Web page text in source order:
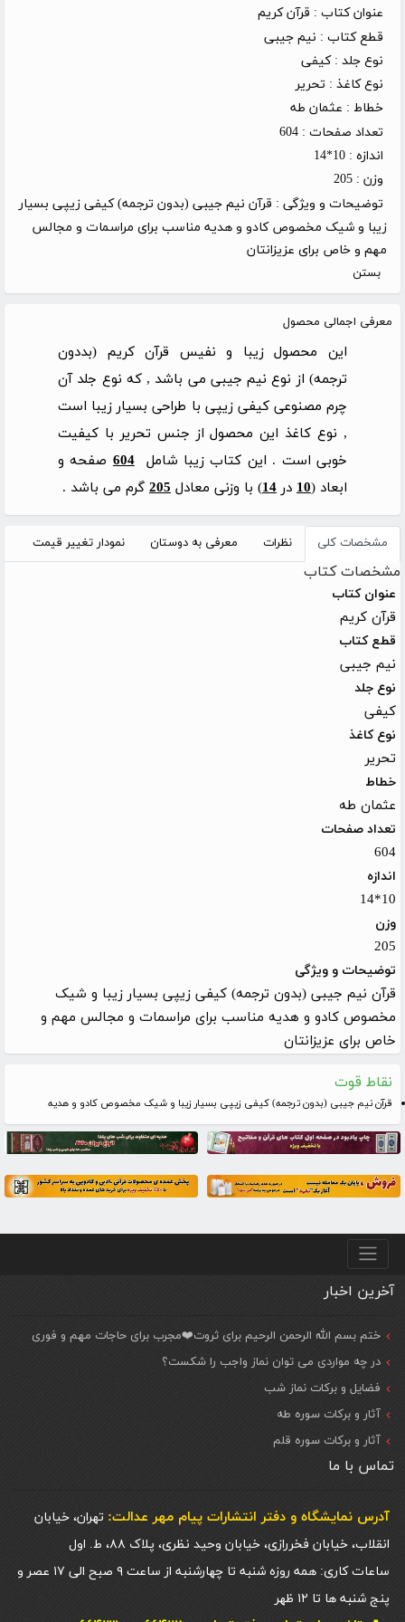
عنوان کتاب : قرآن کریم
قطع کتاب : نیم جیبی
نوع جلد :کیفی
نوع کاغذ : تحریر
خطاط : عثمان طه
تعداد صفحات : 604
اندازه : 10*14
وزن : 205
توضیحات و ویژگی : قرآن نیم جیبی (بدون ترجمه) کیفی زیپی بسیار
زیبا و شیک مخصوص کادو و هدیه مناسب برای مراسمات و مجالس
مهم و خاص برای عزیزانتان
بستن
معرفی اجمالی محصول
این محصول زیبا و نفیس قرآن کریم (بددون
ترجمه) از نوع نیم جیبی می باشد , که نوع جلد آن
چرم مصنوعی کیفی زیپی با طراحی بسیار زیبا است
, نوع کاغذ این محصول از جنس تحریر با کیفیت
خوبی است . این کتاب زیبا شامل604صفحه و
ابعاد (10 در 14) با وزنی معادل 205 گرم می باشد .
مشخصات کلی نظرات معرفی به دوستان نمودار تغییر قیمت
مشخصات کتاب
عنوان کتاب
قرآن کریم
قطع کتاب
نیم جیبی
نوع جلد
کیفی
نوع کاغذ
تحریر
خطاط
عثمان طه
تعداد صفحات
604
اندازه
10*14
وزن
205
توضیحات و ویژگی
قرآن نیم جیبی (بدون ترجمه) کیفی زیپی بسیار زیبا و شیک
مخصوص کادو و هدیه مناسب برای مراسمات و مجالس مهم و
خاص برای عزیزانتان
نقاط قوت
قرآن نیم جیبی (بدون ترجمه) کیفی زیپی بسیار زیبا و شیک مخصوص کادو و هدیه
منو پایین
آخرین اخبار
ختم بسم الله الرحمن الرحیم برای ثروت❤️مجرب برای حاجات مهم و فوری
در چه مواردی می توان نماز واجب را شکست؟
فضایل و برکات نماز شب
آثار و برکات سوره طه
آثار و برکات سوره قلم
تماس با ما
آدرس نمایشگاه و دفتر انتشارات پيام مهر عدالت: تهران، خیابان
انقلاب، خیابان فخررازی، خیابان وحید نظری، پلاک ۸۸، ط. اول
ساعات کاری: همه روزه شنبه تا چهارشنبه از ساعت ۹ صبح الی ۱۷ عصر و
پنج شنبه ها تا ۱۲ ظهر